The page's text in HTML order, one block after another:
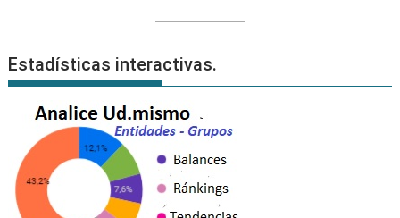
Estadísticas interactivas.